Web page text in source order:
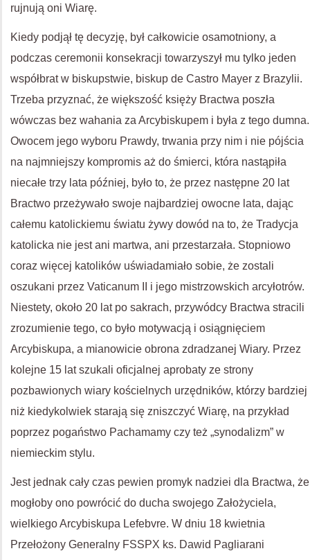
rujnują oni Wiarę.
Kiedy podjął tę decyzję, był całkowicie osamotniony, a
podczas ceremonii konsekracji towarzyszył mu tylko jeden
współbrat w biskupstwie, biskup de Castro Mayer z Brazylii.
Trzeba przyznać, że większość księży Bractwa poszła
wówczas bez wahania za Arcybiskupem i była z tego dumna.
Owocem jego wyboru Prawdy, trwania przy nim i nie pójścia
na najmniejszy kompromis aż do śmierci, która nastąpiła
niecałe trzy lata później, było to, że przez następne 20 lat
Bractwo przeżywało swoje najbardziej owocne lata, dając
całemu katolickiemu światu żywy dowód na to, że Tradycja
katolicka nie jest ani martwa, ani przestarzała. Stopniowo
coraz więcej katolików uświadamiało sobie, że zostali
oszukani przez Vaticanum II i jego mistrzowskich arcyłotrów.
Niestety, około 20 lat po sakrach, przywódcy Bractwa stracili
zrozumienie tego, co było motywacją i osiągnięciem
Arcybiskupa, a mianowicie obrona zdradzanej Wiary. Przez
kolejne 15 lat szukali oficjalnej aprobaty ze strony
pozbawionych wiary kościelnych urzędników, którzy bardziej
niż kiedykolwiek starają się zniszczyć Wiarę, na przykład
poprzez pogaństwo Pachamamy czy też „synodalizm” w
niemieckim stylu.
Jest jednak cały czas pewien promyk nadziei dla Bractwa, że
mogłoby ono powrócić do ducha swojego Założyciela,
wielkiego Arcybiskupa Lefebvre. W dniu 18 kwietnia
Przełożony Generalny FSSPX ks. Dawid Pagliarani